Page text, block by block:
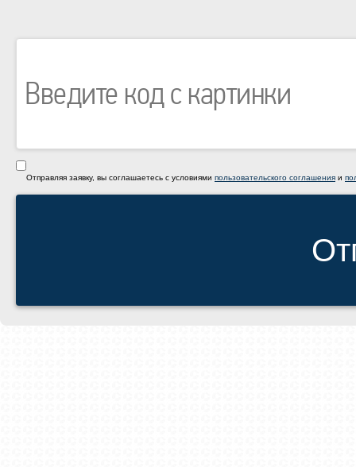
Отправляя заявку, вы соглашаетесь с условиями пользовательского соглашения и